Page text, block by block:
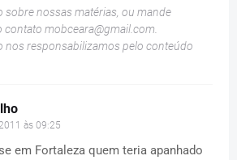
sobre nossas matérias, ou mande
contato mobceara@gmail.com
nos responsabilizamos pelo conteúdo
às 09:25
em Fortaleza quem teria apanhado